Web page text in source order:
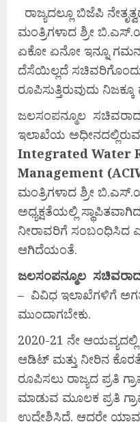
ರಾಜ್ಯದಲ್ಲೂ ಬಿಜೆಪಿ
ಮಂತ್ರಿಗಳಾದ ಶ್ರೀ
ಏಕೋ ಏನೋ ಇನ್ನೂ ಗಮನ
ದೆಸೆಯಿಲ್ಲದೆ
ರೂಪಿಸುತ್ತಿರುವುದು
ಜಲಸಂಪನ್ಮೂಲ
ಇಲಾಖೆಯ ಅಧೀನದಲ್ಲಿರುವ
Integrated Water
Management
ಮಂತ್ರಿಗಳಾದ ಶ್ರೀ
ಅಧ್ಯಕ್ಷತೆಯಲ್ಲಿ
ನೀರಾವರಿಗೆ ಸಂಬಂಧಿಸಿದ
ಆಗಿದೆಯಂತೆ.
ಜಲಸಂಪನ್ಮೂಲ
– ವಿವಿಧ ಇಲಾಖೆಗಳಿಗೆ
ಮುಂದಾಗಬೇಕು.
2020-21 ನೇ
ಆಡಿಟ್ ಮತ್ತು ನೀರಿನ
ರೂಪಿಸಲು ರಾಜ್ಯದ ಪ್ರತಿ
ಮಾಡುವ ಮೂಲಕ ಪ್ರತಿ
ಉದ್ದೇಶಿಸಿದೆ. ಆದರೇ